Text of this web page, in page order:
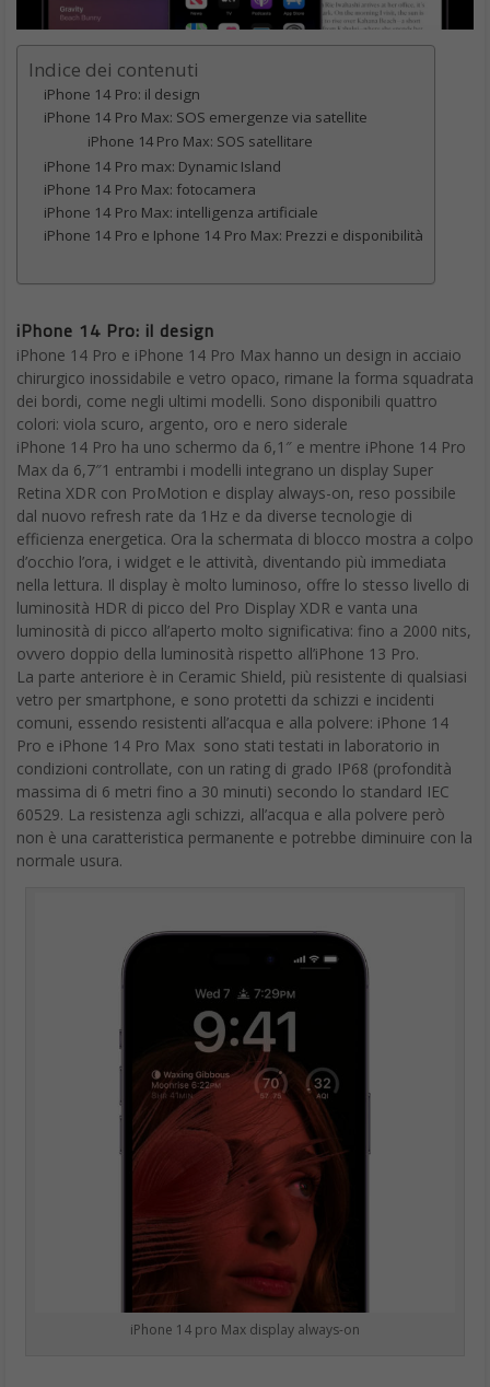
Indice dei contenuti
iPhone 14 Pro: il design
iPhone 14 Pro Max: SOS emergenze via satellite
iPhone 14 Pro Max: SOS satellitare
iPhone 14 Pro max: Dynamic Island
iPhone 14 Pro Max: fotocamera
iPhone 14 Pro Max: intelligenza artificiale
iPhone 14 Pro e Iphone 14 Pro Max: Prezzi e disponibilità
iPhone 14 Pro: il design
iPhone 14 Pro e iPhone 14 Pro Max hanno un design in acciaio
chirurgico inossidabile e vetro opaco, rimane la forma squadrata
dei bordi, come negli ultimi modelli. Sono disponibili quattro
colori: viola scuro, argento, oro e nero siderale
iPhone 14 Pro ha uno schermo da 6,1″ e mentre iPhone 14 Pro
Max da 6,7″1 entrambi i modelli integrano un display Super
Retina XDR con ProMotion e display always-on, reso possibile
dal nuovo refresh rate da 1Hz e da diverse tecnologie di
efficienza energetica. Ora la schermata di blocco mostra a colpo
d’occhio l’ora, i widget e le attività, diventando più immediata
nella lettura. Il display è molto luminoso, offre lo stesso livello di
luminosità HDR di picco del Pro Display XDR e vanta una
luminosità di picco all’aperto molto significativa: fino a 2000 nits,
ovvero doppio della luminosità rispetto all’iPhone 13 Pro.
La parte anteriore è in Ceramic Shield, più resistente di qualsiasi
vetro per smartphone, e sono protetti da schizzi e incidenti
comuni, essendo resistenti all’acqua e alla polvere: iPhone 14
Pro e iPhone 14 Pro Max sono stati testati in laboratorio in
condizioni controllate, con un rating di grado IP68 (profondità
massima di 6 metri fino a 30 minuti) secondo lo standard IEC
60529. La resistenza agli schizzi, all’acqua e alla polvere però
non è una caratteristica permanente e potrebbe diminuire con la
normale usura.
iPhone 14 pro Max display always-on